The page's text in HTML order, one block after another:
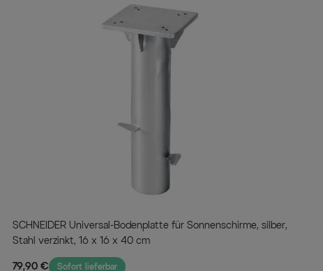
SCHNEIDER Universal-Bodenplatte für Sonnenschirme, silber,
Stahl verzinkt, 16 x 16 x 40 cm
79,90 € Sofort lieferbar